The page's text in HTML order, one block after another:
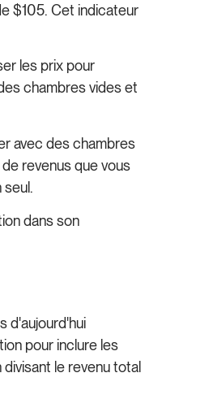
$105. Cet indicateur
les prix pour
chambres vides et
avec des chambres
revenus que vous
dans son
d'aujourd'hui
pour inclure les
le revenu total